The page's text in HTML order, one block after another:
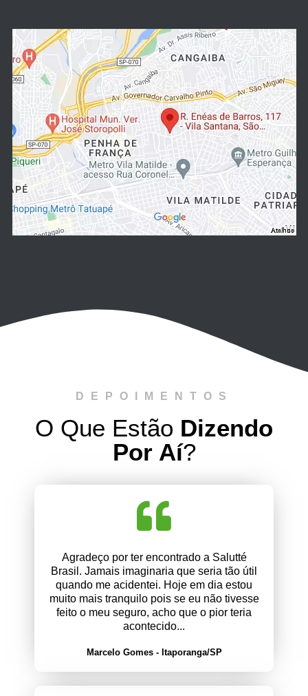
DEPOIMENTOS
O Que Estão Dizendo
Por Aí?
Agradeço por ter encontrado a Salutté
Brasil. Jamais imaginaria que seria tão útil
quando me acidentei. Hoje em dia estou
muito mais tranquilo pois se eu não tivesse
feito o meu seguro, acho que o pior teria
acontecido...
Marcelo Gomes - Itaporanga/SP